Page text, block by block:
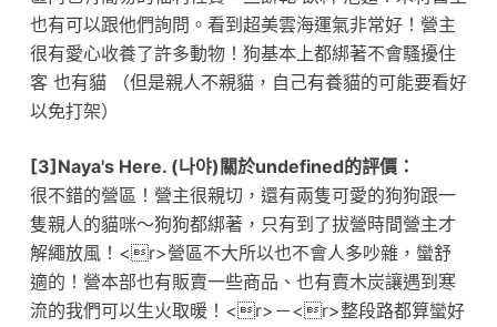
也有可以跟他們詢問。看到超美雲海運氣非常好！營主
很有愛心收養了許多動物！狗基本上都綁著不會騷擾住
客 也有貓 （但是親人不親貓，自己有養貓的可能要看好
以免打架）
[3]Naya's Here. (나야)關於undefined的評價：
很不錯的營區！營主很親切，還有兩隻可愛的狗狗跟一
隻親人的貓咪～狗狗都綁著，只有到了拔營時間營主才
解繩放風！<r>營區不大所以也不會人多吵雜，蠻舒
適的！營本部也有販賣一些商品、也有賣木炭讓遇到寒
流的我們可以生火取暖！<r>－<r>整段路都算蠻好